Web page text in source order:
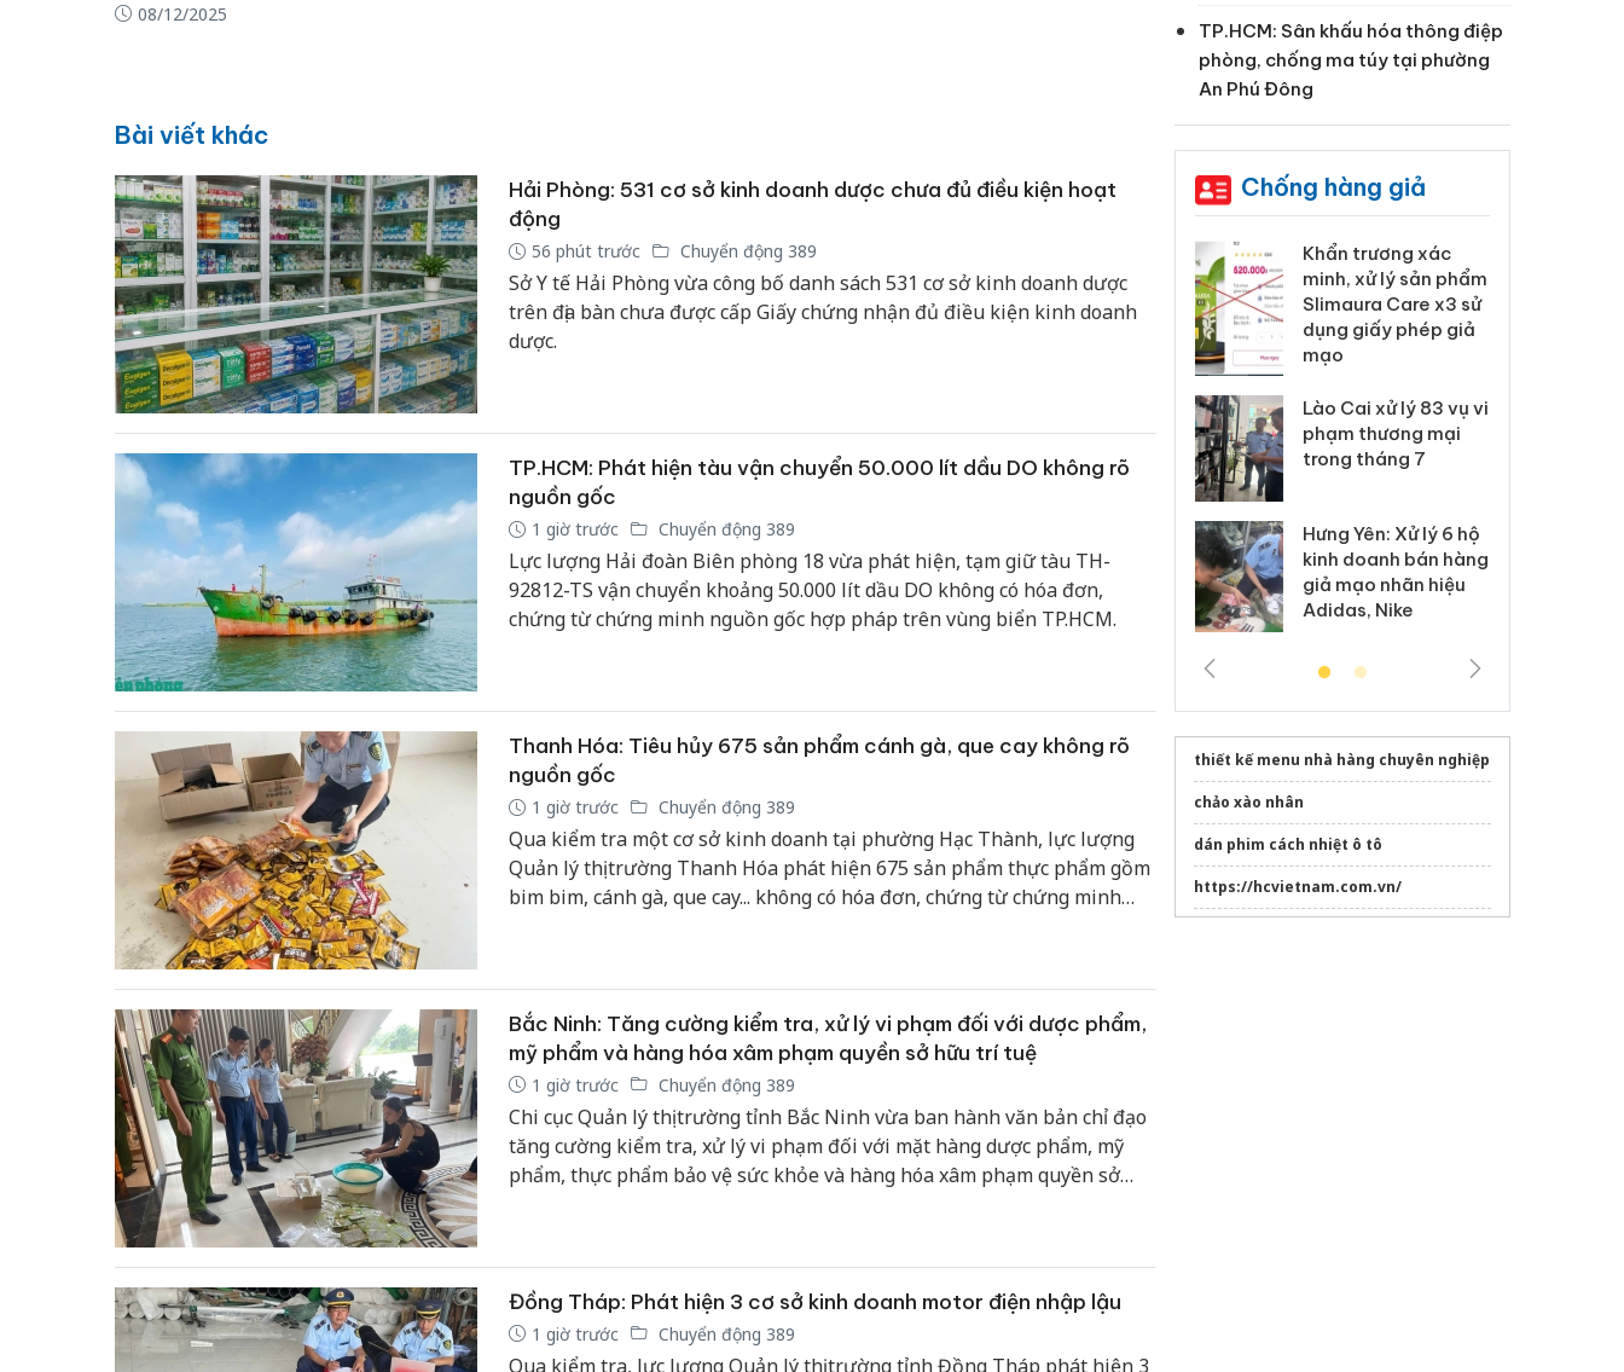
08/12/2025
Bài viết khác
Hải Phòng: 531 cơ sở kinh doanh dược chưa đủ điều kiện hoạt
động
56 phút trước Chuyển động 389
Sở Y tế Hải Phòng vừa công bố danh sách 531 cơ sở kinh doanh dược
trên địa bàn chưa được cấp Giấy chứng nhận đủ điều kiện kinh doanh
dược.
TP.HCM: Phát hiện tàu vận chuyển 50.000 lít dầu DO không rõ
nguồn gốc
1 giờ trước Chuyển động 389
Lực lượng Hải đoàn Biên phòng 18 vừa phát hiện, tạm giữ tàu TH-
92812-TS vận chuyển khoảng 50.000 lít dầu DO không có hóa đơn,
chứng từ chứng minh nguồn gốc hợp pháp trên vùng biển TP.HCM.
Thanh Hóa: Tiêu hủy 675 sản phẩm cánh gà, que cay không rõ
nguồn gốc
1 giờ trước Chuyển động 389
Qua kiểm tra một cơ sở kinh doanh tại phường Hạc Thành, lực lượng
Quản lý thị trường Thanh Hóa phát hiện 675 sản phẩm thực phẩm gồm
bim bim, cánh gà, que cay... không có hóa đơn, chứng từ chứng minh
Bắc Ninh: Tăng cường kiểm tra, xử lý vi phạm đối với dược phẩm,
mỹ phẩm và hàng hóa xâm phạm quyền sở hữu trí tuệ
1 giờ trước Chuyển động 389
Chi cục Quản lý thị trường tỉnh Bắc Ninh vừa ban hành văn bản chỉ đạo
tăng cường kiểm tra, xử lý vi phạm đối với mặt hàng dược phẩm, mỹ
phẩm, thực phẩm bảo vệ sức khỏe và hàng hóa xâm phạm quyền sở
Đồng Tháp: Phát hiện 3 cơ sở kinh doanh motor điện nhập lậu
1 giờ trước Chuyển động 389
Qua kiểm tra, lực lượng Quản lý thị trường tỉnh Đồng Tháp phát hiện 3
TP.HCM: Sân khấu hóa thông điệp
phòng, chống ma túy tại phường
An Phú Đông
Chống hàng giả
công khai hàng ngàn
sản phẩm nhập lậu,
bảo vệ môi trường
tìm bị hại trong vụ
án sản xuất, buôn
bán yến sào giả
hại trong vụ án buôn
bán bình sữa
Moyuum giả
Khẩn trương xác
minh, xử lý sản phẩm
Slimaura Care x3 sử
dụng giấy phép giả
mạo
Lào Cai xử lý 83 vụ vi
phạm thương mại
trong tháng 7
Hưng Yên: Xử lý 6 hộ
kinh doanh bán hàng
giả mạo nhãn hiệu
Adidas, Nike
thiết kế menu nhà hàng chuyên nghiệp
chảo xào nhân
dán phim cách nhiệt ô tô
https://hcvietnam.com.vn/